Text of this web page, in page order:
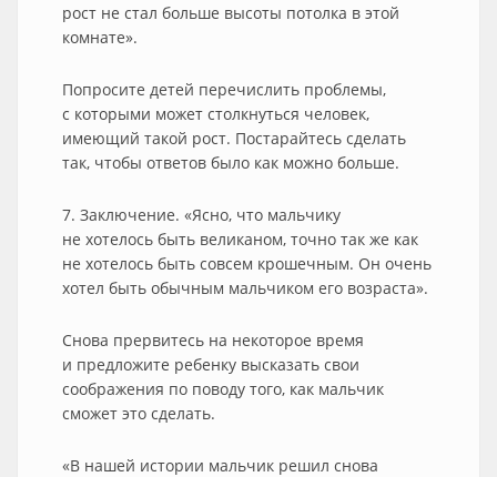
рост не стал больше высоты потолка в этой
комнате».
Попросите детей перечислить проблемы,
с которыми может столкнуться человек,
имеющий такой рост. Постарайтесь сделать
так, чтобы ответов было как можно больше.
7. Заключение. «Ясно, что мальчику
не хотелось быть великаном, точно так же как
не хотелось быть совсем крошечным. Он очень
хотел быть обычным мальчиком его возраста».
Снова прервитесь на некоторое время
и предложите ребенку высказать свои
соображения по поводу того, как мальчик
сможет это сделать.
«В нашей истории мальчик решил снова